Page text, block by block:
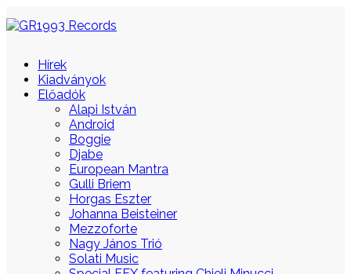
Hírek
Kiadványok
Előadók
Alapi István
Android
Boggie
Djabe
European Mantra
Gulli Briem
Horgas Eszter
Johanna Beisteiner
Mezzoforte
Nagy János Trió
Solati Music